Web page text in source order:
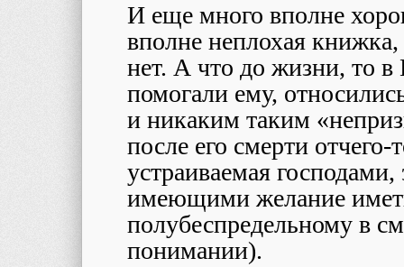
И еще много вполне
вполне неплохая
нет. А что до жизни, то
помогали ему,
и никаким таким
после его смерти
устраиваемая
имеющими желание
полубеспредельному в
понимании).